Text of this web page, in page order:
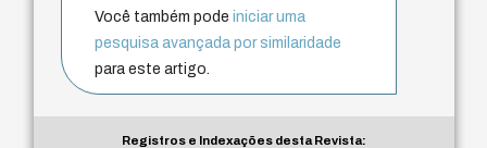
Você também podeiniciar uma
pesquisa avançada por similaridade
para este artigo.
Registros e Indexações desta Revista: